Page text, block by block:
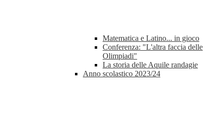
Matematica e Latino... in gioco
Conferenza: "L'altra faccia delle
Olimpiadi"
La storia delle Aquile randagie
Anno scolastico 2023/24